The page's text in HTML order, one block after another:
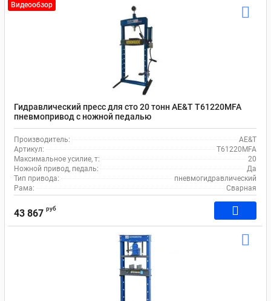
Видеообзор
Гидравлический пресс для сто 20 тонн AE&T T61220MFA
пневмопривод с ножной педалью
Производитель:
AE&T
Артикул:
T61220MFA
Максимальное усилие, т:
20
Ножной привод, педаль:
Да
Тип привода:
пневмогидравлический
Рама:
Сварная
43 867 руб